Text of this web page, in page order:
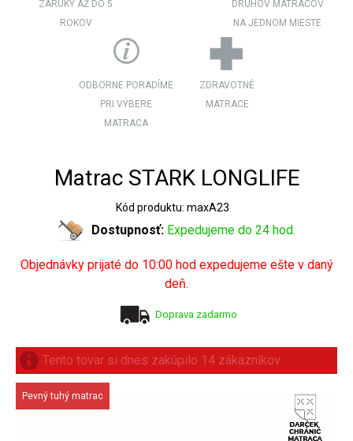
ZÁRUKY AŽ DO 5
ROKOV
DRUHOV MATRACOV
NA JEDNOM MIESTE
ODBORNE PORADÍME
PRI VÝBERE
MATRACA
ZDRAVOTNÉ
MATRACE
Matrac STARK LONGLIFE
Kód produktu: maxA23
Dostupnosť: Expedujeme do 24 hod.
Objednávky prijaté do 10:00 hod expedujeme ešte v daný
deň.
Doprava zadarmo
Tento tovar si dnes zakúpilo 14 zákazníkov
Pevný tuhý matrac